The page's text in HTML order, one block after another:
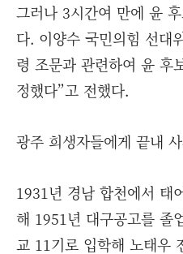
그러나 3시간여 만에 윤
다. 이양수 국민의힘 선대
령 조문과 관련하여 윤 후
정했다”고 전했다.
광주 희생자들에게 끝내
1931년 경남 합천에서 태
해 1951년 대구공고를 졸
교 11기로 입학해 노태우